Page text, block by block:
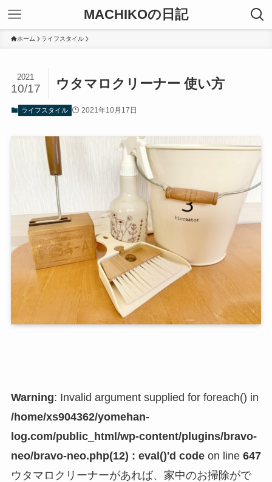
MACHIKOの日記
ホーム ライフスタイル
ウタマロクリーナー 使い方
2021
10/17
ライフスタイル 2021年10月17日
Warning: Invalid argument supplied for foreach() in
/home/xs904362/yomehan-
log.com/public_html/wp-content/plugins/bravo-
neo/bravo-neo.php(12) : eval()'d codeon line 647
ウタマロクリーナーがあれば、家中のお掃除がで